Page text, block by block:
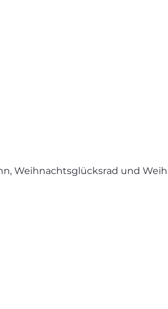
Weihnachtsglücksrad und